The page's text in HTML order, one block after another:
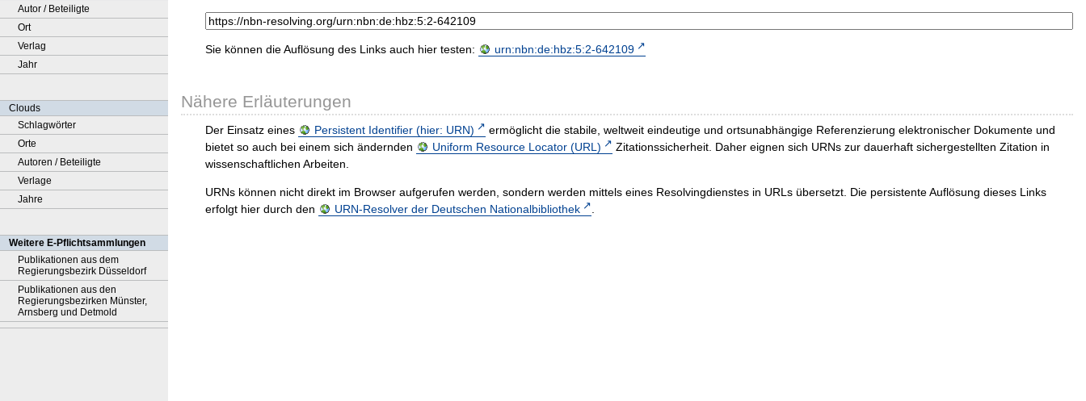
Autor / Beteiligte
Ort
Verlag
Jahr
Clouds
Schlagwörter
Orte
Autoren / Beteiligte
Verlage
Jahre
Weitere E-Pflichtsammlungen
Publikationen aus dem
Regierungsbezirk Düsseldorf
Publikationen aus den
Regierungsbezirken Münster,
Arnsberg und Detmold
Sie können die Auflösung des Links auch hier testen: urn:nbn:de:hbz:5:2-642109
Nähere Erläuterungen
Der Einsatz eines Persistent Identifier (hier: URN)
ermöglicht die stabile, weltweit eindeutige und ortsunabhängige Referenzierung elektronischer Dokumente und
bietet so auch bei einem sich ändernden
Uniform Resource Locator (URL)
Zitationssicherheit. Daher eignen sich URNs zur dauerhaft sichergestellten Zitation in
wissenschaftlichen Arbeiten.
URNs können nicht direkt im Browser aufgerufen werden, sondern werden mittels eines Resolvingdienstes in URLs übersetzt. Die persistente Auflösung dieses Links
erfolgt hier durch den
URN-Resolver der Deutschen Nationalbibliothek .